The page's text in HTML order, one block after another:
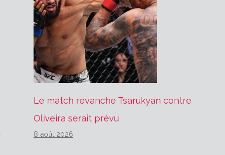
Le match revanche Tsarukyan contre
Oliveira serait prévu
8 août 2026